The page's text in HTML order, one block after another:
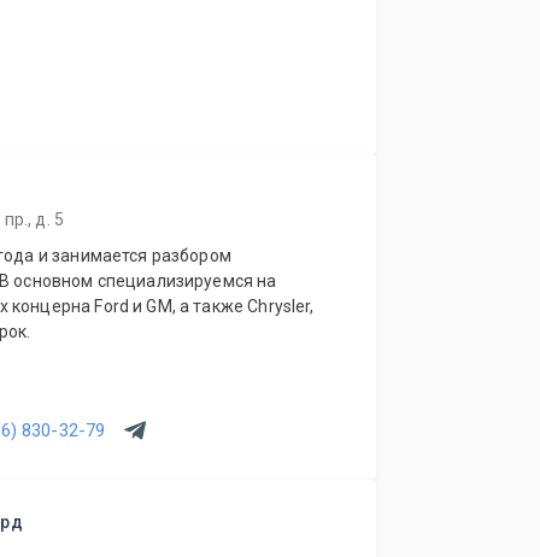
д. 5
и занимается разбором
основном специализируемся на
Ford и GM, а также Chrysler,
830-32-79